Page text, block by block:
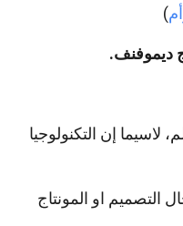
)
ديموفنف.
لاسيما إن التكنولوجيا
او المونتاج